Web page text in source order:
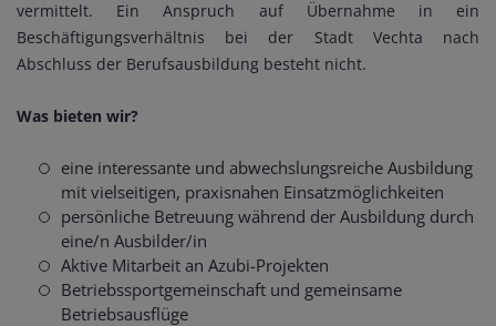
vermittelt. Ein Anspruch auf Übernahme in ein
Beschäftigungsverhältnis bei der Stadt Vechta nach
Abschluss der Berufsausbildung besteht nicht.
Was bieten wir?
eine interessante und abwechslungsreiche Ausbildung
mit vielseitigen, praxisnahen Einsatzmöglichkeiten
persönliche Betreuung während der Ausbildung durch
eine/n Ausbilder/in
Aktive Mitarbeit an Azubi-Projekten
Betriebssportgemeinschaft und gemeinsame
Betriebsausflüge